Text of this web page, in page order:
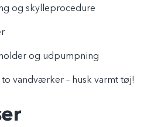
og skylleprocedure
og udpumpning
vandværker – husk varmt tøj!